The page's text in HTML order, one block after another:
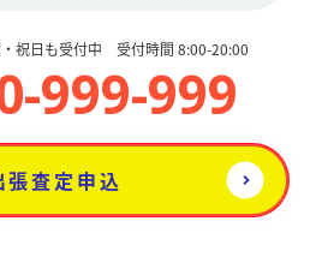
・祝日も受付中 受付時間 8:00-20:00
999-999
張査定申込